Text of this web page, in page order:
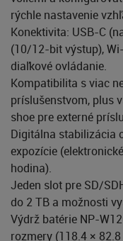
rýchle nastavenie
Konektivita: USB-C
(10/12-bit výstup),
diaľkové ovládanie.
Kompatibilita s viac
príslušenstvom, plus
shoe pre externé
Digitálna stabilizácia
expozície
hodina).
Jeden slot pre SD/
do 2 TB a možnosti
Výdrž batérie NP-
rozmery (118.4 ×